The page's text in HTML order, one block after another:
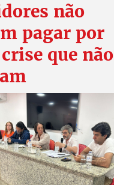
não
pagar por
que não